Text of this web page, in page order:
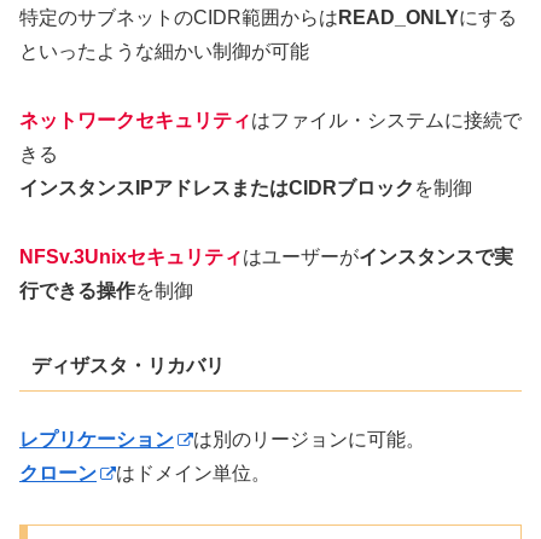
特定のサブネットのCIDR範囲からは READ_ONLYにする
といったような細かい制御が可能
ネットワークセキュリティはファイル・システムに接続で
きる
インスタンスIPアドレスまたはCIDRブロック を制御
NFSv.3Unixセキュリティはユーザーがインスタンスで実
行できる操作を制御
ディザスタ・リカバリ
レプリケーション
は別のリージョンに可能。
クローン
はドメイン単位。